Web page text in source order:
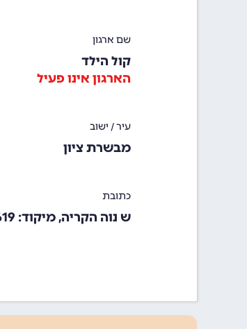
שם ארגון
קול הילד
הארגון אינו פעיל
עיר / ישוב
מבשרת ציון
כתובת
ש נוה הקריה, מיקוד: 9075619